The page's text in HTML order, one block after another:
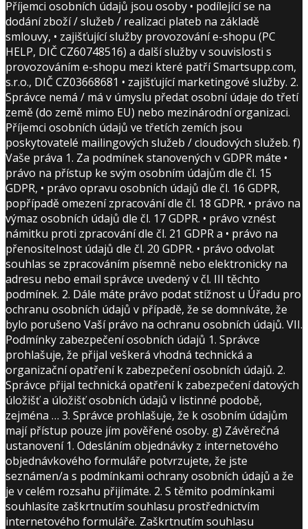
Příjemci osobních údajů jsou osoby • podílející se na
dodání zboží / služeb / realizaci plateb na základě
smlouvy, • zajišťující služby provozování e-shopu (PC
HELP, DIČ CZ60748516) a další služby v souvislosti s
provozováním e-shopu mezi které patří Smartsupp.com,
s.r.o., DIČ CZ03668681 • zajišťující marketingové služby. 2.
Správce nemá / má v úmyslu předat osobní údaje do třetí
země (do země mimo EU) nebo mezinárodní organizaci.
Příjemci osobních údajů ve třetích zemích jsou
poskytovatelé mailingových služeb / cloudových služeb. f)
Vaše práva 1. Za podmínek stanovených v GDPR máte •
právo na přístup ke svým osobním údajům dle čl. 15
GDPR, • právo opravu osobních údajů dle čl. 16 GDPR,
popřípadě omezení zpracování dle čl. 18 GDPR. • právo na
výmaz osobních údajů dle čl. 17 GDPR. • právo vznést
námitku proti zpracování dle čl. 21 GDPR a • právo na
přenositelnost údajů dle čl. 20 GDPR. • právo odvolat
souhlas se zpracováním písemně nebo elektronicky na
adresu nebo email správce uvedený v čl. III těchto
podmínek. 2. Dále máte právo podat stížnost u Úřadu pro
ochranu osobních údajů v případě, že se domníváte, že
bylo porušeno Vaší právo na ochranu osobních údajů. VII.
Podmínky zabezpečení osobních údajů 1. Správce
prohlašuje, že přijal veškerá vhodná technická a
organizační opatření k zabezpečení osobních údajů. 2.
Správce přijal technická opatření k zabezpečení datových
úložišť a úložišť osobních údajů v listinné podobě,
zejména … 3. Správce prohlašuje, že k osobním údajům
mají přístup pouze jím pověřené osoby. g) Závěrečná
ustanovení 1. Odesláním objednávky z internetového
objednávkového formuláře potvrzujete, že jste
seznámen/a s podmínkami ochrany osobních údajů a že
je v celém rozsahu přijímáte. 2. S těmito podmínkami
souhlasíte zaškrtnutím souhlasu prostřednictvím
internetového formuláře. Zaškrtnutím souhlasu